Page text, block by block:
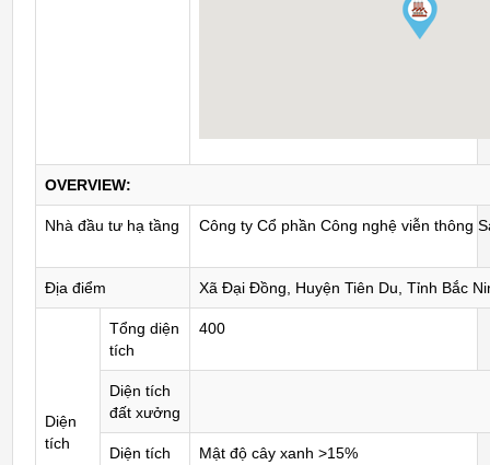
OVERVIEW:
Nhà đầu tư hạ tầng Công ty Cổ phần Công nghệ viễn thông
Địa điểm Xã Đại Đồng, Huyện Tiên Du, Tỉnh Bắc
Diện
tích
Tổng diện
tích
400
Diện tích
đất xưởng
Diện tích
Mật độ cây xanh >15%